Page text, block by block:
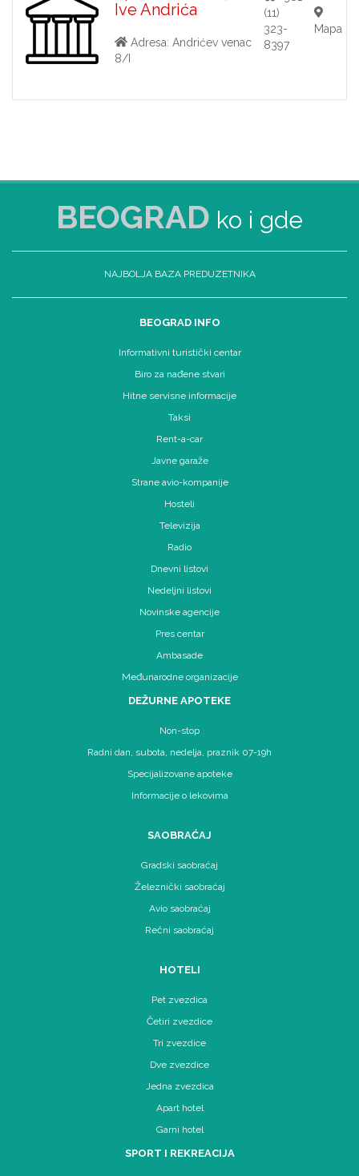
Ive Andrića
Adresa: Andrićev venac
8/I
(11)
323-
8397
Mapa
BEOGRAD ko i gde
NAJBOLJA BAZA PREDUZETNIKA
BEOGRAD INFO
Informativni turistički centar
Biro za nađene stvari
Hitne servisne informacije
Taksi
Rent-a-car
Javne garaže
Strane avio-kompanije
Hosteli
Televizija
Radio
Dnevni listovi
Nedeljni listovi
Novinske agencije
Pres centar
Ambasade
Međunarodne organizacije
DEŽURNE APOTEKE
Non-stop
Radni dan, subota, nedelja, praznik 07-19h
Specijalizovane apoteke
Informacije o lekovima
SAOBRAĆAJ
Gradski saobraćaj
Železnički saobraćaj
Avio saobraćaj
Rečni saobraćaj
HOTELI
Pet zvezdica
Četiri zvezdice
Tri zvezdice
Dve zvezdice
Jedna zvezdica
Apart hotel
Garni hotel
SPORT I REKREACIJA